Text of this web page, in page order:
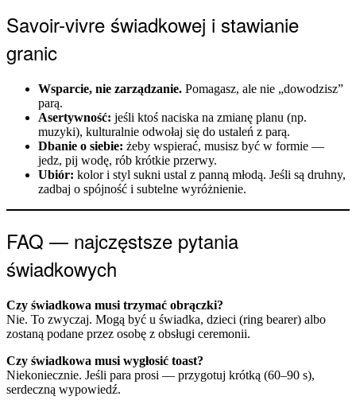
Savoir-vivre świadkowej i stawianie
granic
Wsparcie, nie zarządzanie. Pomagasz, ale nie „dowodzisz”
parą.
Asertywność: jeśli ktoś naciska na zmianę planu (np.
muzyki), kulturalnie odwołaj się do ustaleń z parą.
Dbanie o siebie: żeby wspierać, musisz być w formie —
jedz, pij wodę, rób krótkie przerwy.
Ubiór: kolor i styl sukni ustal z panną młodą. Jeśli są druhny,
zadbaj o spójność i subtelne wyróżnienie.
FAQ — najczęstsze pytania
świadkowych
Czy świadkowa musi trzymać obrączki?
Nie. To zwyczaj. Mogą być u świadka, dzieci (ring bearer) albo
zostaną podane przez osobę z obsługi ceremonii.
Czy świadkowa musi wygłosić toast?
Niekoniecznie. Jeśli para prosi — przygotuj krótką (60–90 s),
serdeczną wypowiedź.